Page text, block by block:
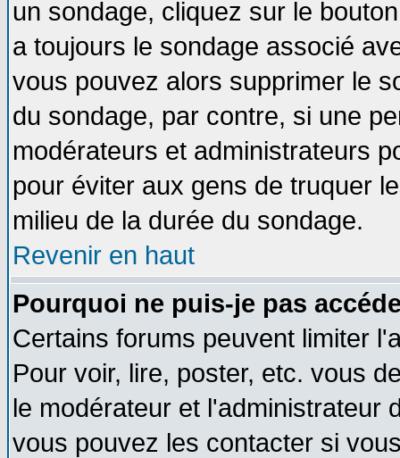
un sondage, cliquez sur le
a toujours le sondage associé
vous pouvez alors supprimer le
du sondage, par contre, si une
modérateurs et administrateurs
pour éviter aux gens de truquer
milieu de la durée du sondage.
Revenir en haut
Pourquoi ne puis-je pas
Certains forums peuvent limiter
Pour voir, lire, poster, etc. vous
le modérateur et l'administrateur
vous pouvez les contacter si